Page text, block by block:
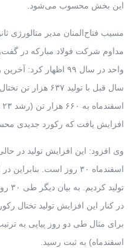
این بخش محسوب می‌شود.
مسیب فتاح‌المنان مدیر متالورژی
مداوم شرکت فولاد مبارکه در
واحد در سال ۹۹ اظهار
سال قبل با تولید
افزایش یافت که رکورد جدیدی
اسفندماه ۳۰ روز است.
در کنار این افزایش تولید تختال
اسفندماه) به ثبت رسید.